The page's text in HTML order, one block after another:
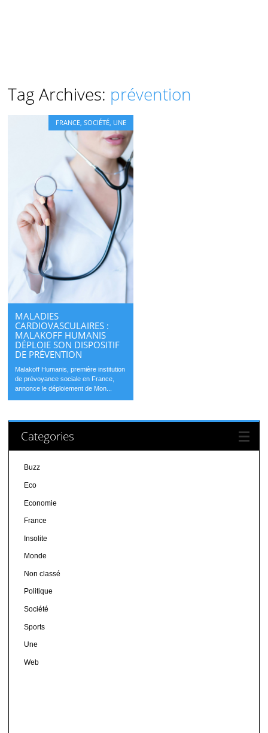
Tag Archives: prévention
FRANCE ,SOCIÉTÉ UNE
MALADIES
CARDIOVASCULAIRES :
MALAKOFF HUMANIS
DÉPLOIE SON DISPOSITIF
DE PRÉVENTION
Malakoff Humanis, première institution
de prévoyance sociale en France,
annonce le déploiement de Mon...
Categories
Buzz
Eco
Economie
France
Insolite
Monde
Non classé
Politique
Société
Sports
Une
Web